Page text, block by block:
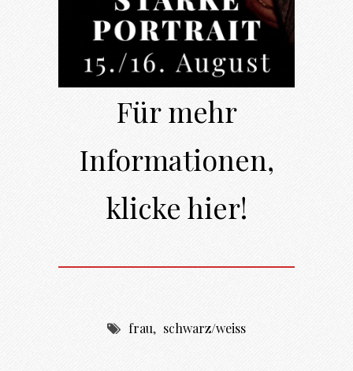
Für mehr
Informationen,
klicke hier!
frau, schwarz/weiss